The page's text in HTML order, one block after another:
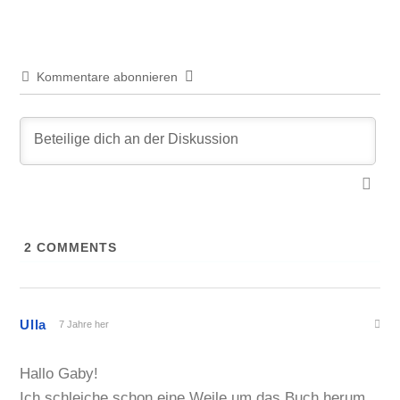
Kommentare abonnieren
2 COMMENTS
Ulla 7 Jahre her
Hallo Gaby!